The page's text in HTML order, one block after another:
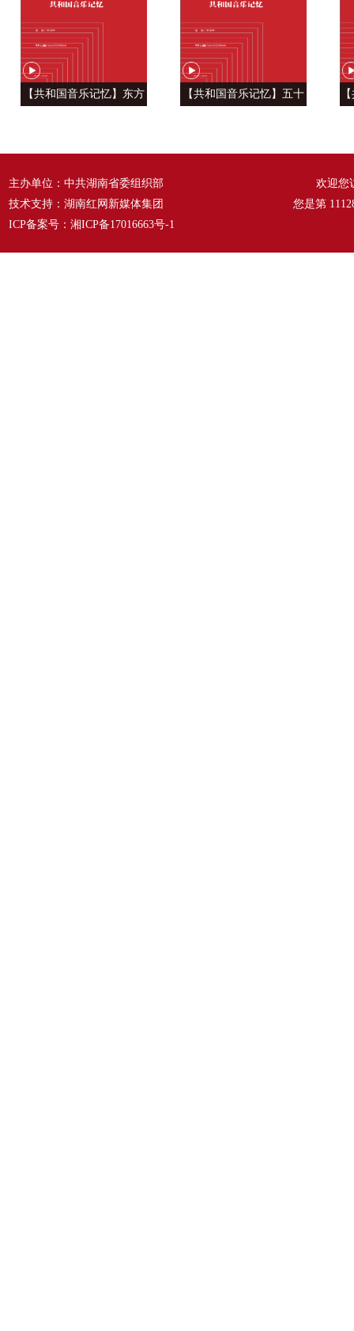
【共和国音乐记忆】东方
【共和国音乐记忆】五十
主办单位：中共湖南省委组织部
技术支持：湖南红网新媒体集团
ICP备案号： 湘ICP备17016663号-1
欢迎您
您是第